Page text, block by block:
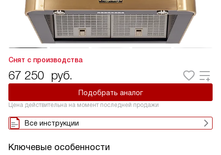
Снят с производства
67 250 руб.
Подобрать аналог
Цена действительна на момент последней продажи
Все инструкции
Ключевые особенности